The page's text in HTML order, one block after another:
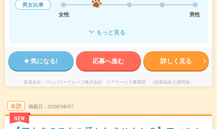
男女比率
女性
男性
もっと見る
気になる! 応募へ進む 詳しく見る
派遣会社 マンパワーグループ株式会社 ケアサービス事業部 （医療福祉介護関連）
未読
NEW
掲載日 2026/08/07